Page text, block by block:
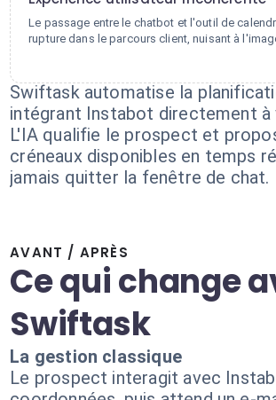
Le passage entre le chatbot et l'outil de
rupture dans le parcours client, nuisant à
Swiftask automatise la
intégrant Instabot directement à
L'IA qualifie le prospect et
créneaux disponibles en temps
jamais quitter la fenêtre de chat.
AVANT / APRÈS
Ce qui change
Swiftask
La gestion classique
Le prospect interagit avec